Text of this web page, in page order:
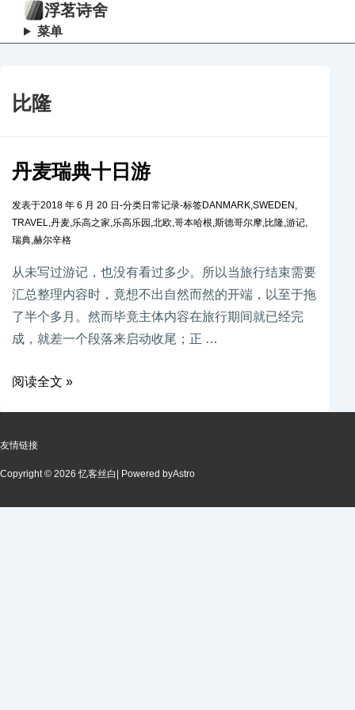
浮茗诗舍
菜单
比隆
丹麦瑞典十日游
发表于2018 年 6 月 20 日 -分类日常记录-标签DANMARK,SWEDEN ,
TRAVEL,丹麦,乐高之家,乐高乐园 ,北欧,哥本哈根,斯德哥尔摩,比隆,游记,
瑞典,赫尔辛格
从未写过游记，也没有看过多少。所以当旅行结束需要
汇总整理内容时，竟想不出自然而然的开端，以至于拖
了半个多月。然而毕竟主体内容在旅行期间就已经完
成，就差一个段落来启动收尾；正 …
阅读全文 »
友情链接
Copyright © 2026 忆客丝白 | Powered byAstro